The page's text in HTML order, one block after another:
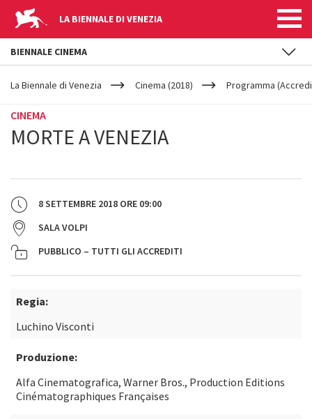
LA BIENNALE DI VENEZIA
YOUR
ARE
La Biennale di Venezia Cinema (2018) Programma
CINEMA
MORTE A VENEZIA
8 SETTEMBRE 2018 ORE 09:00
SALA VOLPI
PUBBLICO – TUTTI GLI ACCREDITI
Regia:
Luchino Visconti
Produzione:
Alfa Cinematografica, Warner Bros., Production Editions
Cinématographiques Françaises
BIENNALE CINEMA